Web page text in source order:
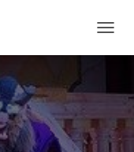
ビ
ン
を